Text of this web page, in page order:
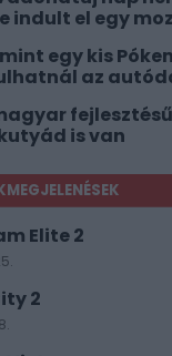
indult el egy
egy kis
az
is van
Elite 2
2